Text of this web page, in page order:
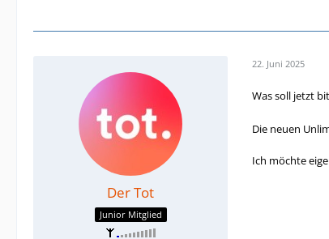
Der Tot
Junior Mitglied
22. Juni 2025
Was soll jetzt
Die neuen
Ich möchte